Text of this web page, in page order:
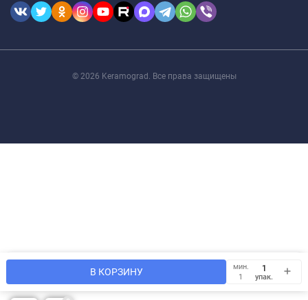
В КОРЗИНУ
мин.
1
упак.
© 2026 Keramograd. Все права защищены
Мы используем файлы cookie, чтобы сайт был лучше для
OK